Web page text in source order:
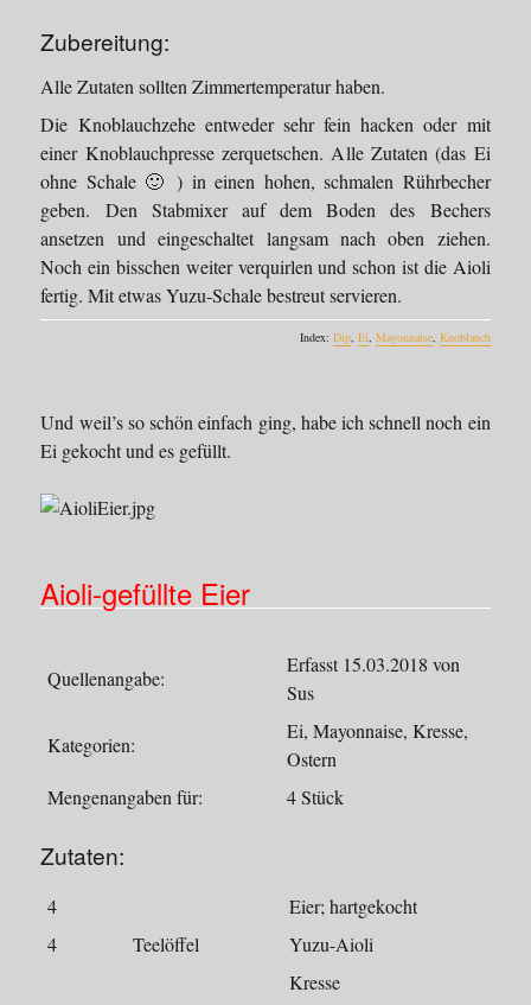
Zubereitung:
Alle Zutaten sollten Zimmertemperatur haben.
Die Knoblauchzehe entweder sehr fein hacken oder mit
einer Knoblauchpresse zerquetschen. Alle Zutaten (das Ei
ohne Schale 🙂 ) in einen hohen, schmalen Rührbecher
geben. Den Stabmixer auf dem Boden des Bechers
ansetzen und eingeschaltet langsam nach oben ziehen.
Noch ein bisschen weiter verquirlen und schon ist die Aioli
fertig. Mit etwas Yuzu-Schale bestreut servieren.
Index: Dip, Ei, Mayonnaise, Knoblauch
Und weil’s so schön einfach ging, habe ich schnell noch ein
Ei gekocht und es gefüllt.
Aioli-gefüllte Eier
Quellenangabe:
Erfasst 15.03.2018 von
Sus
Kategorien:
Ei, Mayonnaise, Kresse,
Ostern
Mengenangaben für:
4 Stück
Zutaten:
4
Eier; hartgekocht
4
Teelöffel
Yuzu-Aioli
Kresse